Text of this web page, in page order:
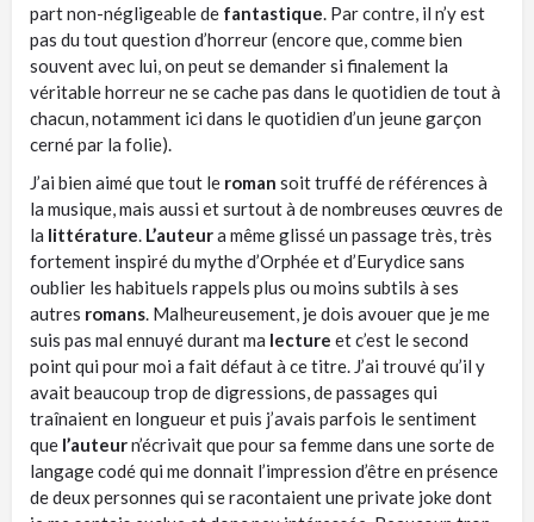
part non-négligeable de fantastique . Par contre, il n’y est
pas du tout question d’horreur (encore que, comme bien
souvent avec lui, on peut se demander si finalement la
véritable horreur ne se cache pas dans le quotidien de tout à
chacun, notamment ici dans le quotidien d’un jeune garçon
cerné par la folie).
J’ai bien aimé que tout le roman soit truffé de références à
la musique, mais aussi et surtout à de nombreuses œuvres de
la littérature L’auteura même glissé un passage très, très
fortement inspiré du mythe d’Orphée et d’Eurydice sans
oublier les habituels rappels plus ou moins subtils à ses
autres romans . Malheureusement, je dois avouer que je me
suis pas mal ennuyé durant ma lecture et c’est le second
point qui pour moi a fait défaut à ce titre. J’ai trouvé qu’il y
avait beaucoup trop de digressions, de passages qui
traînaient en longueur et puis j’avais parfois le sentiment
que l’auteurn’écrivait que pour sa femme dans une sorte de
langage codé qui me donnait l’impression d’être en présence
de deux personnes qui se racontaient une private joke dont